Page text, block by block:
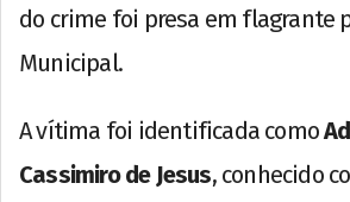
do crime foi presa em flagrante
Municipal.
A vítima foi identificada como
Cassimiro de Jesus, conhecido